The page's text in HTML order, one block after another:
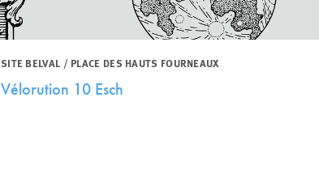
SITE BELVAL / PLACE DES HAUTS FOURNEAUX
Vélorution 10 Esch